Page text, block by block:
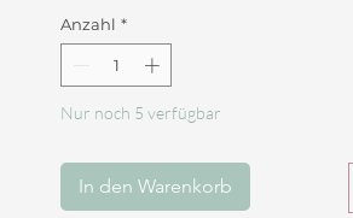
Edelsteinen, die wir in unserem Sortiment
Eine coole Perle im Wikinger-Stil.
Material: Edelstahl mit roten Bändern.
Größe: 8*10*10mm
Preis : Pro Stück
Anzahl *
Nur noch 5 verfügbar
In den Warenkorb